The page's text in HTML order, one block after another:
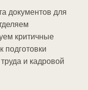
документов для
критичные
подготовки
и кадровой